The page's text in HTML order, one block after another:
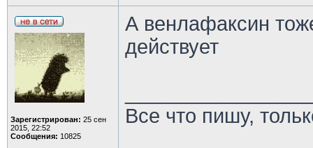
Зарегистрирован: 25 сен
2015, 22:52
Сообщения: 10825
А венлафаксин
действует
Все что пишу,